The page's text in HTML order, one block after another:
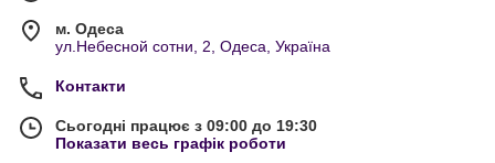
м. Одеса
ул.Небесной сотни, 2, Одеса, Україна
Контакти
Сьогодні працює з 09:00 до 19:30
Показати весь графік роботи